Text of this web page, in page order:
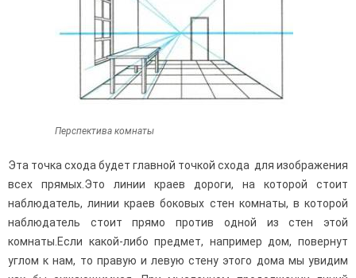
Перспектива комнаты
Эта точка схода будет главной точкой схода для изображения
всех прямых.Это линии краев дороги, на кото­рой стоит
наблюдатель, линии краев боковых стен комнаты, в которой
наблюдатель стоит прямо против одной из стен этой
комнаты.Если какой-либо предмет, например дом, повернут
углом к нам, то правую и левую стену этого дома мы увидим